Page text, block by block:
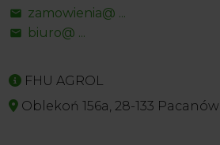
zamowienia@ ...
biuro@ ...
FHU AGROL
Oblekoń 156a, 28-133 Pacanów